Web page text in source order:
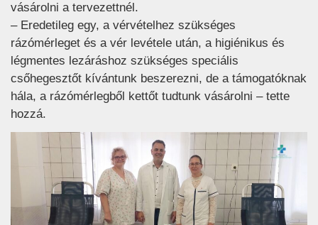
vásárolni a tervezettnél.
– Eredetileg egy, a vérvételhez szükséges
rázómérleget és a vér levétele után, a higiénikus és
légmentes lezáráshoz szükséges speciális
csőhegesztőt kívántunk beszerezni, de a támogatóknak
hála, a rázómérlegből kettőt tudtunk vásárolni – tette
hozzá.